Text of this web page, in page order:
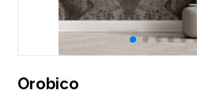
Orobico